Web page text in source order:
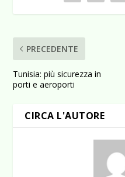
PRECEDENTE
Tunisia: più sicurezza in
porti e aeroporti
CIRCA L'AUTORE